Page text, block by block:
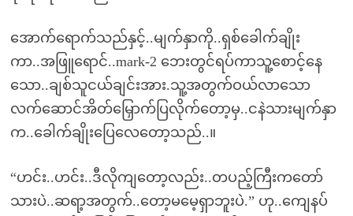
အောက်ရောက်သည်နှင့်..မျက်နှာကို..ရှစ်ခေါက်ချိုး
ကာ..အဖြူရောင်..mark-2 ဘေးတွင်ရပ်ကာသူ့စောင့်နေ
သော..ချစ်သူငယ်ချင်းအား.သူ့အတွက်ဝယ်လာသော
လက်ဆောင်အိတ်မြှောက်ပြလိုက်တော့မှ..ငနဲသားမျက်နှာ
က..ခေါက်ချိုးပြေလေတော့သည်..။
“ဟင်း..ဟင်း..ဒီလိုကျတော့လည်း..တပည့်ကြီးကတော်
သားပဲ..ဆရာ့အတွက်..တော့မမေ့ရှာဘူးပဲ.” ဟု..ကျေနပ်